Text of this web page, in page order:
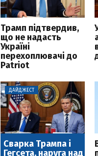
Трамп підтвердив,
що не надасть
Україні
перехоплювачі до
Patriot
ДАЙДЖЕСТ
Сварка Трампа і
Гегсета, наруга над